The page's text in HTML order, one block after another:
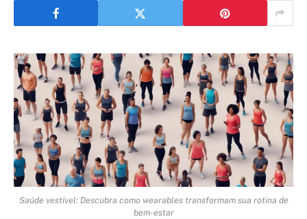
Saúde vestível: Descubra como wearables transformam sua rotina de
bem-estar